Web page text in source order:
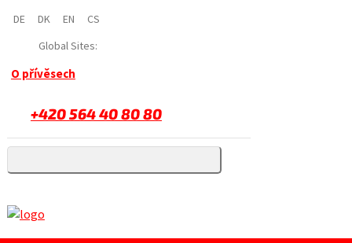
DE DK EN
CS
Global Sites:
O přívěsech
+420 564 40 80 80